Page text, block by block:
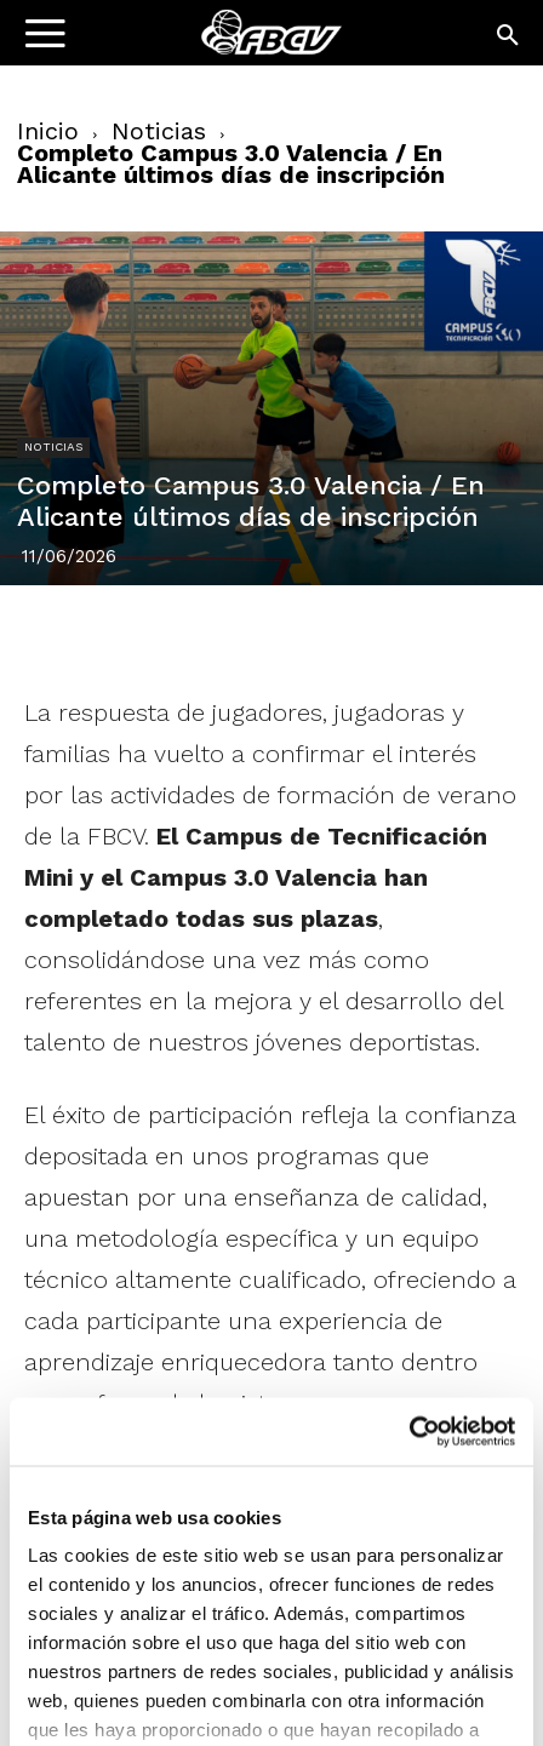
Esta página web usa cookies
Las cookies de este sitio web se usan para personalizar
el contenido y los anuncios, ofrecer funciones de redes
sociales y analizar el tráfico. Además, compartimos
información sobre el uso que haga del sitio web con
nuestros partners de redes sociales, publicidad y análisis
web, quienes pueden combinarla con otra información
que les haya proporcionado o que hayan recopilado a
Inicio Noticias
Completo Campus 3.0 Valencia / En
Alicante últimos días de inscripción
NOTICIAS
Completo Campus 3.0 Valencia / En
Alicante últimos días de inscripción
11/06/2026
La respuesta de jugadores, jugadoras y
familias ha vuelto a confirmar el interés
por las actividades de formación de verano
de la FBCV. El Campus de Tecnificación
Mini y el Campus 3.0 Valencia han
completado todas sus plazas,
consolidándose una vez más como
referentes en la mejora y el desarrollo del
talento de nuestros jóvenes deportistas.
El éxito de participación refleja la confianza
depositada en unos programas que
apuestan por una enseñanza de calidad,
una metodología específica y un equipo
técnico altamente cualificado, ofreciendo a
cada participante una experiencia de
aprendizaje enriquecedora tanto dentro
como fuera de la pista.
mantiene abierto su periodo de
inscripción hasta el día 22 de junio o
hasta completar las plazas libres . Se
trata de una oportunidad única para
aquellos jugadores y jugadoras que desean
seguir perfeccionando su juego a través de